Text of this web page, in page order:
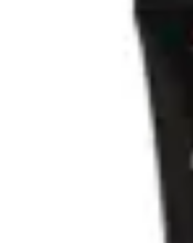
Cuidado
Cuidado del
Belleza Actual